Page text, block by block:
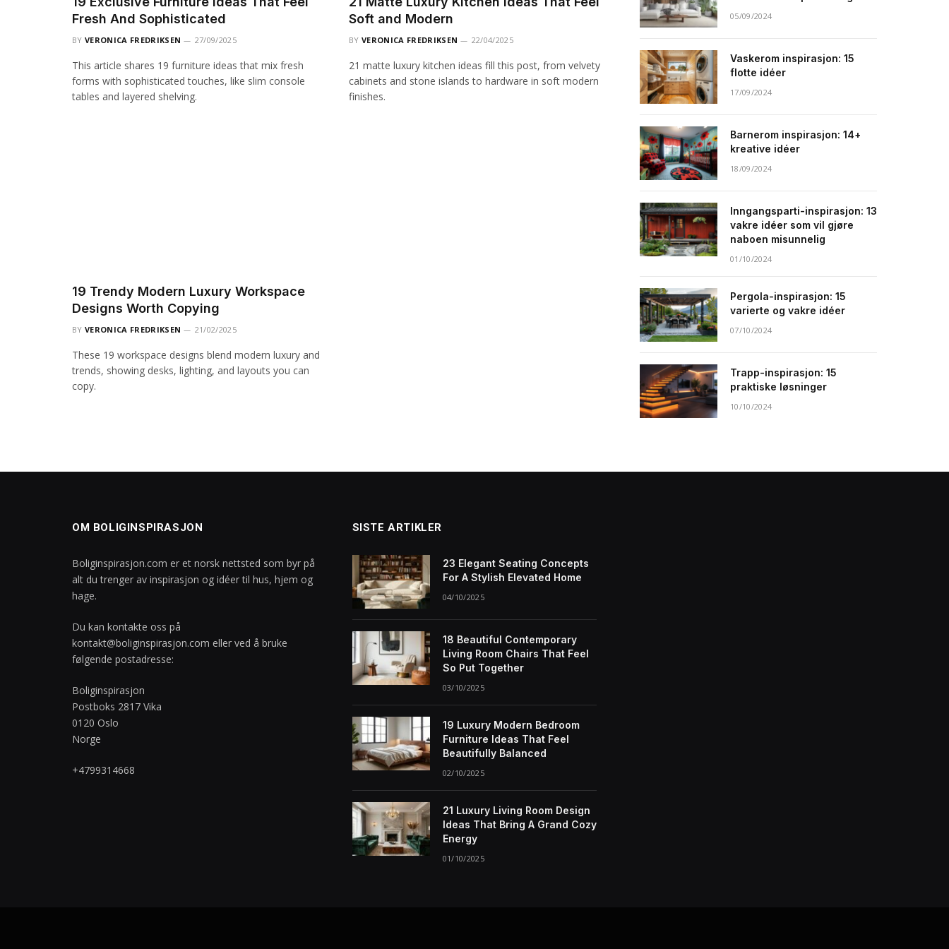
Fresh And Sophisticated
BY VERONICA FREDRIKSEN 27/09/2025
This article shares 19 furniture ideas that mix fresh
forms with sophisticated touches, like slim console
tables and layered shelving.
Soft and Modern
BY VERONICA FREDRIKSEN 22/04/2025
21 matte luxury kitchen ideas fill this post, from velvety
cabinets and stone islands to hardware in soft modern
finishes.
19 Trendy Modern Luxury Workspace
Designs Worth Copying
BY VERONICA FREDRIKSEN 21/02/2025
These 19 workspace designs blend modern luxury and
trends, showing desks, lighting, and layouts you can
copy.
05/09/2024
Vaskerom inspirasjon: 15
flotte idéer
17/09/2024
Barnerom inspirasjon: 14+
kreative idéer
18/09/2024
Inngangsparti-inspirasjon: 13
vakre idéer som vil gjøre
naboen misunnelig
01/10/2024
Pergola-inspirasjon: 15
varierte og vakre idéer
07/10/2024
Trapp-inspirasjon: 15
praktiske løsninger
10/10/2024
OM BOLIGINSPIRASJON
Boliginspirasjon.com er et norsk nettsted som byr på
alt du trenger av inspirasjon og idéer til hus, hjem og
hage.
Du kan kontakte oss på
kontakt@boliginspirasjon.com eller ved å bruke
følgende postadresse:
Boliginspirasjon
Postboks 2817 Vika
0120 Oslo
Norge
+4799314668
SISTE ARTIKLER
23 Elegant Seating Concepts
For A Stylish Elevated Home
04/10/2025
18 Beautiful Contemporary
Living Room Chairs That Feel
So Put Together
03/10/2025
19 Luxury Modern Bedroom
Furniture Ideas That Feel
Beautifully Balanced
02/10/2025
21 Luxury Living Room Design
Ideas That Bring A Grand Cozy
Energy
01/10/2025